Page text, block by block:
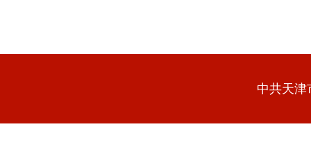
中共天津